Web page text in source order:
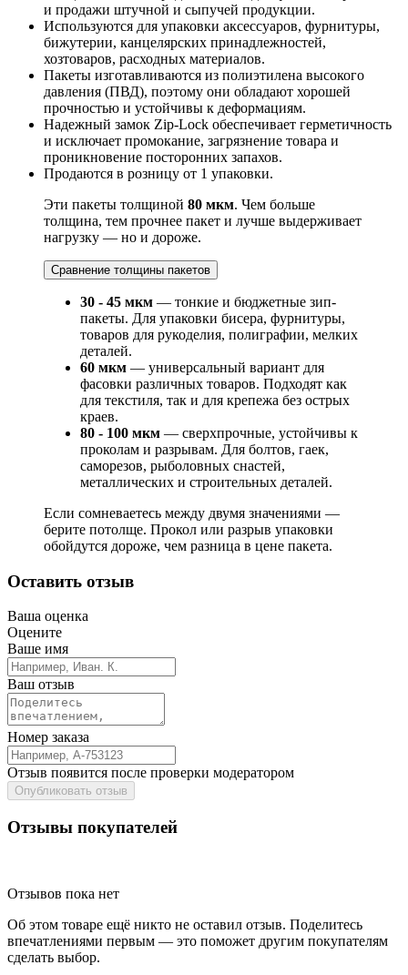
и продажи штучной и сыпучей продукции.
Используются для упаковки аксессуаров, фурнитуры,
бижутерии, канцелярских принадлежностей,
хозтоваров, расходных материалов.
Пакеты изготавливаются из полиэтилена высокого
давления (ПВД), поэтому они обладают хорошей
прочностью и устойчивы к деформациям.
Надежный замок Zip-Lock обеспечивает герметичность
и исключает промокание, загрязнение товара и
проникновение посторонних запахов.
Продаются в розницу от 1 упаковки.
Эти пакеты толщиной 80 мкм. Чем больше
толщина, тем прочнее пакет и лучше выдерживает
нагрузку — но и дороже.
Сравнение толщины пакетов
30 - 45 мкм — тонкие и бюджетные зип-
пакеты. Для упаковки бисера, фурнитуры,
товаров для рукоделия, полиграфии, мелких
деталей.
60 мкм — универсальный вариант для
фасовки различных товаров. Подходят как
для текстиля, так и для крепежа без острых
краев.
80 - 100 мкм — сверхпрочные, устойчивы к
проколам и разрывам. Для болтов, гаек,
саморезов, рыболовных снастей,
металлических и строительных деталей.
Если сомневаетесь между двумя значениями —
берите потолще. Прокол или разрыв упаковки
обойдутся дороже, чем разница в цене пакета.
Оставить отзыв
Ваша оценка
Оцените
Ваше имя
Ваш отзыв
Номер заказа
Отзыв появится после проверки модератором
Опубликовать отзыв
Отзывы покупателей
Отзывов пока нет
Об этом товаре ещё никто не оставил отзыв. Поделитесь
впечатлениями первым — это поможет другим покупателям
сделать выбор.